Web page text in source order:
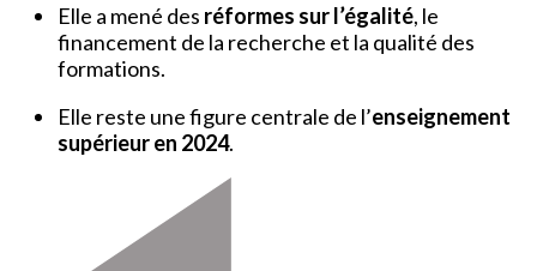
Elle a mené des réformes sur l’égalité, le
financement de la recherche et la qualité des
formations.
Elle reste une figure centrale de l’enseignement
supérieur en 2024.